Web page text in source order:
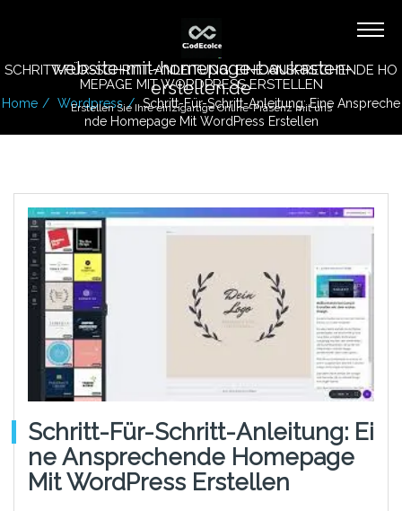
website-mit-homepage-baukasten-
erstellen.de
Erstellen Sie Ihre einzigartige Online-Präsenz mit uns
SCHRITT-FÜR-SCHRITT-ANLEITUNG: EINE ANSPRECHENDE HO
MEPAGE MIT WORDPRESS ERSTELLEN
Home Wordpress
Schritt-Für-Schritt-Anleitung: Eine Anspreche
Nde Homepage Mit WordPress Erstellen
Schritt-Für-Schritt-Anleitung: Ei
Ne Ansprechende Homepage
Mit WordPress Erstellen